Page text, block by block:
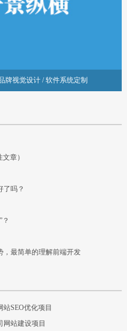
牌视觉设计 / 软件系统定制
章）
了吗？
，最简单的理解前端开发
站SEO优化项目
网站建设项目